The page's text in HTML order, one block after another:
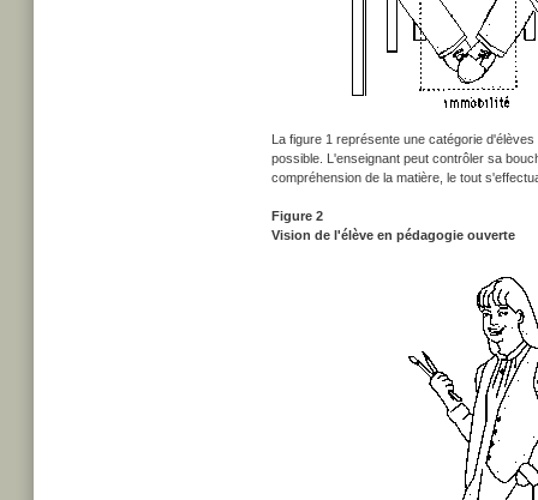
La figure 1 représente une catégorie
possible. L'enseignant peut contrôler sa
compréhension de la matière, le tout
Figure 2
Vision de l'élève en pédagogie ouverte